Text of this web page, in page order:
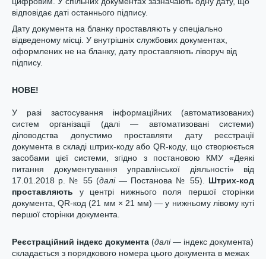
відповідає даті останнього підпису.
Дату документа на бланку проставляють у спеціально
відведеному місці. У внутрішніх службових документах,
оформлених не на бланку, дату проставляють ліворуч від
підпису.
НОВЕ!
У разі застосування інформаційних (автоматизованих)
систем організації (далі — автоматизовані системи)
діловодства допустимо проставляти дату реєстрації
документа в складі штрих-коду або QR-коду, що створюється
засобами цієї системи, згідно з постановою КМУ «Деякі
питання документування управлінської діяльності» від
17.01.2018 р. № 55 (далі— Постанова № 55). Штрих-код
проставляють у центрі нижнього поля першої сторінки
документа, QR-код (21 мм × 21 мм) — у нижньому лівому куті
першої сторінки документа.
Реєстраційний індекс документа (далі— індекс документа)
складається з порядкового номера цього документа в межах